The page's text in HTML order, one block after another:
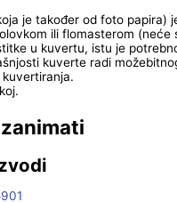
je također od foto papira)
ili flomasterom (neće
u kuvertu, istu je
kuverte radi